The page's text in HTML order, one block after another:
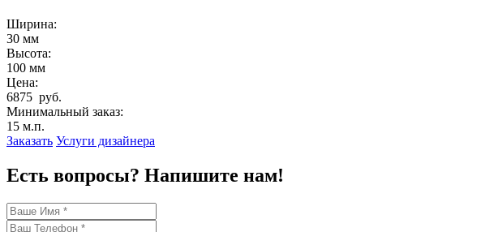
Ширина:
30 мм
Высота:
100 мм
Цена:
6875 руб.
Минимальный заказ:
15 м.п.
Заказать Услуги дизайнера
Есть вопросы? Напишите нам!